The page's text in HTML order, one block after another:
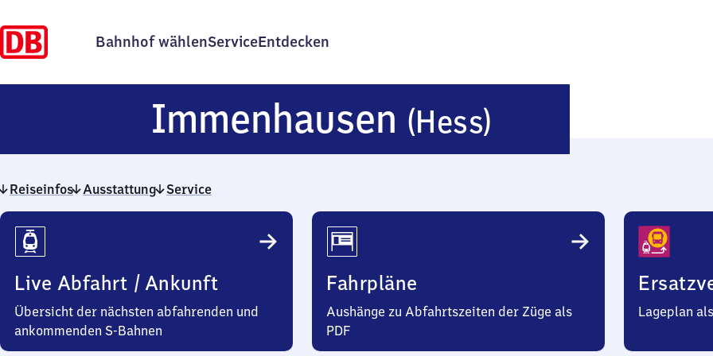
Bahnhof wählenServiceEntdecken
Immenhausen (Hess)
(Hessen)
Reiseinfos Ausstattung Service
Reiseinfos
Live Abfahrt / Ankunft
Übersicht der nächsten abfahrenden und
ankommenden S-Bahnen
Fahrpläne
Aushänge zu Abfahrtszeiten der Züge als
PDF
Lageplan